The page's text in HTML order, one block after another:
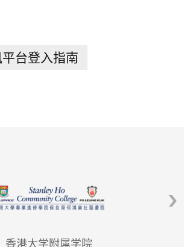
台登入指南
香港大学附属学院